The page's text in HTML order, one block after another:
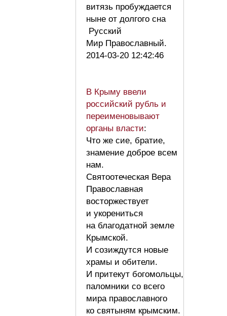
витязь пробуждается
ныне от долгого сна
Русский
Мир Православный.
2014-03-20 12:42:46
В Крыму ввели
российский рубль и
переименовывают
органы власти:
Что же сие, братие,
знамение доброе всем
нам.
Святоотеческая Вера
Православная
восторжествует
и укорениться
на благодатной земле
Крымской.
И созиждутся новые
храмы и обители.
И притекут богомольцы,
паломники со всего
мира православного
ко святыням крымским.